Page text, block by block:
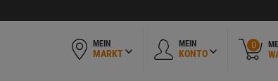
MEIN
MARKT
MEIN
KONTO
0